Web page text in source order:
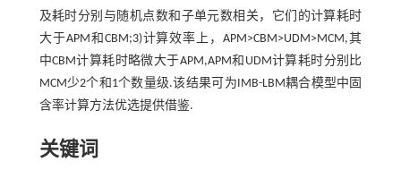
及耗时分别与随机点数和子单元数相关，它们的计算耗时
大于APM和CBM;3)计算效率上，APM>CBM>UDM>MCM,其
中CBM计算耗时略微大于APM,APM和UDM计算耗时分别比
MCM少2个和1个数量级.该结果可为IMB-LBM耦合模型中固
含率计算方法优选提供借鉴.
关键词